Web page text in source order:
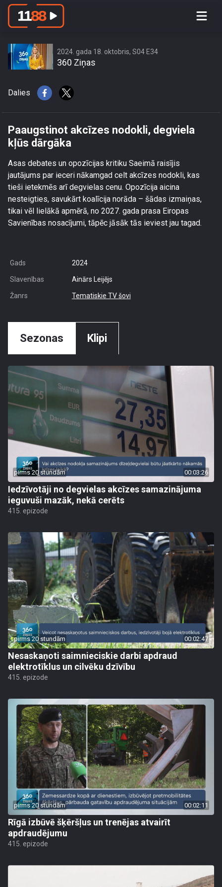
Paaugstinot akcīzes nodokli, degviela
2024. gada 18. oktobris, S04 E34
360 Ziņas
Dalies
Paaugstinot akcīzes nodokli, degviela
kļūs dārgāka
Asas debates un opozīcijas kritiku Saeimā raisījis
jautājums par ieceri nākamgad celt akcīzes nodokli, kas
tieši ietekmēs arī degvielas cenu. Opozīcija aicina
nesteigties, savukārt koalīcija norāda – šādas izmaiņas,
tikai vēl lielākā apmērā, no 2027. gada prasa Eiropas
Savienības nosacījumi, tāpēc jāsāk tās ieviest jau tagad.
Gads 2024
Slavenības Ainārs Leijējs
Žanrs Tematiskie TV šovi
Sezonas Klipi
pirms 20 stundām 00:03:26
Iedzīvotāji no degvielas akcīzes samazinājuma
ieguvuši mazāk, nekā cerēts
415. epizode
pirms 20 stundām 00:02:47
Nesaskaņoti saimnieciskie darbi apdraud
elektrotīklus un cilvēku dzīvību
415. epizode
pirms 20 stundām 00:02:11
Rīgā izbūvē šķēršļus un trenējas atvairīt
apdraudējumu
415. epizode